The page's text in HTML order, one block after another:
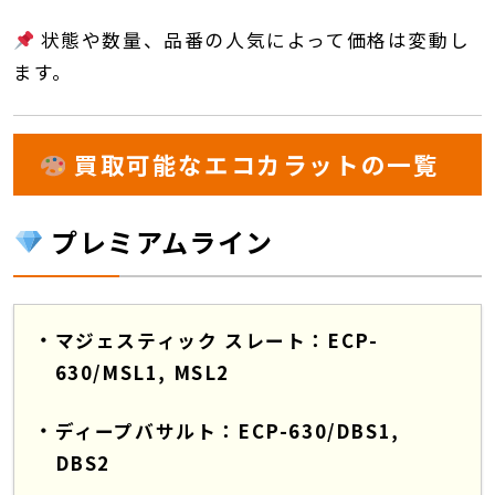
状態や数量、品番の人気によって価格は変動し
ます。
買取可能なエコカラットの一覧
プレミアムライン
マジェスティック スレート：ECP-
630/MSL1, MSL2
ディープバサルト：ECP-630/DBS1,
DBS2